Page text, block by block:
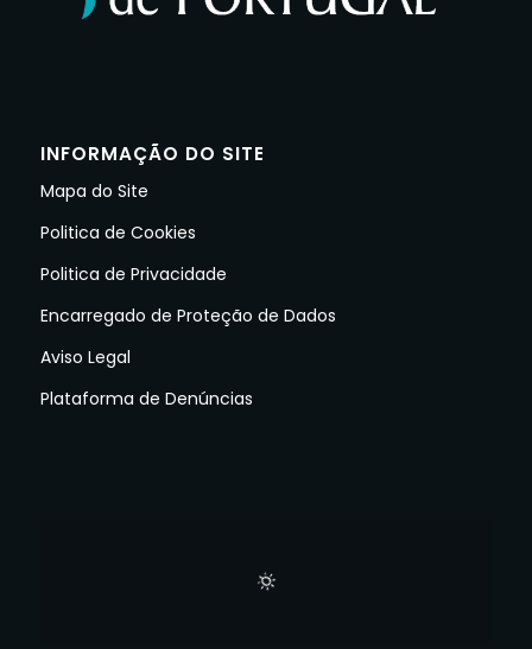
INFORMAÇÃO DO SITE
Mapa do Site
Politica de Cookies
Politica de Privacidade
Encarregado de Proteção de Dados
Aviso Legal
Plataforma de Denúncias